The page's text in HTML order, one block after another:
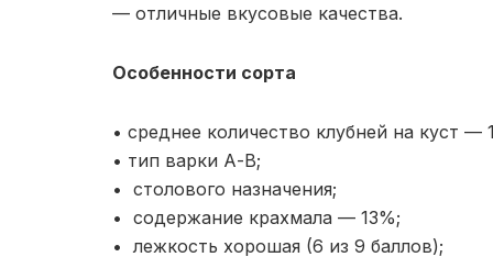
— отличные вкусовые качества.
Особенности сорта
• среднее количество клубней на куст —
• тип варки А-В;
• столового назначения;
• содержание крахмала — 13%;
• лежкость хорошая (6 из 9 баллов);